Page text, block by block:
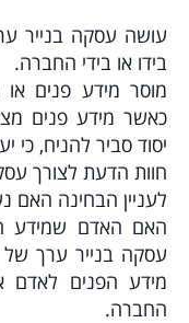
עושה עסקה בנייר
בידו או בידי החברה.
מוסר מידע פנים
כאשר מידע פנים
יסוד סביר להניח,
חוות הדעת לצורך
לעניין הבחינה האם
האם האדם שמידע
עסקה בנייר ערך
מידע הפנים
החברה.